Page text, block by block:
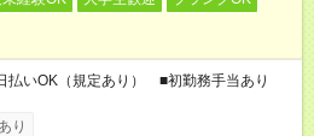
いOK（規定あり） ■初勤務手当あり
り